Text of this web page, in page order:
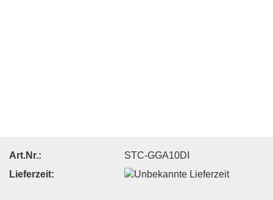
Art.Nr.:
STC-GGA10DI
Lieferzeit: